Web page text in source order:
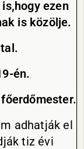
ezen
is közölje.
én.
adhatják el
tiz évi